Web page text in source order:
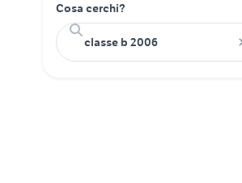
Cosa cerchi?